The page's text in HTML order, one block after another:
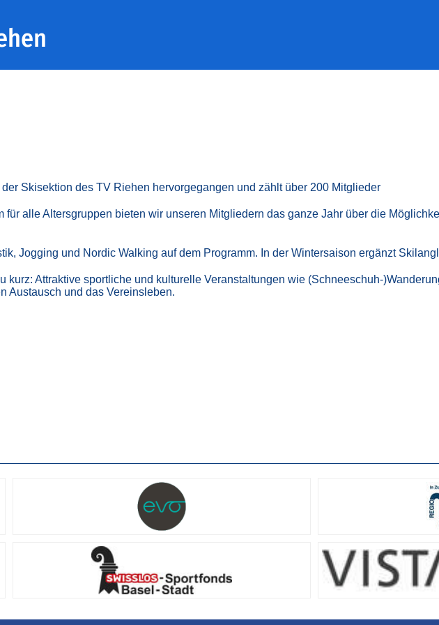
Skisektion des TV Riehen hervorgegangen und zählt über 200 Mitglieder
für alle Altersgruppen bieten wir unseren Mitgliedern das ganze Jahr über die
Jogging und Nordic Walking auf dem Programm. In der Wintersaison ergänzt
kurz: Attraktive sportliche und kulturelle Veranstaltungen wie (Schneeschuh-
Austausch und das Vereinsleben.